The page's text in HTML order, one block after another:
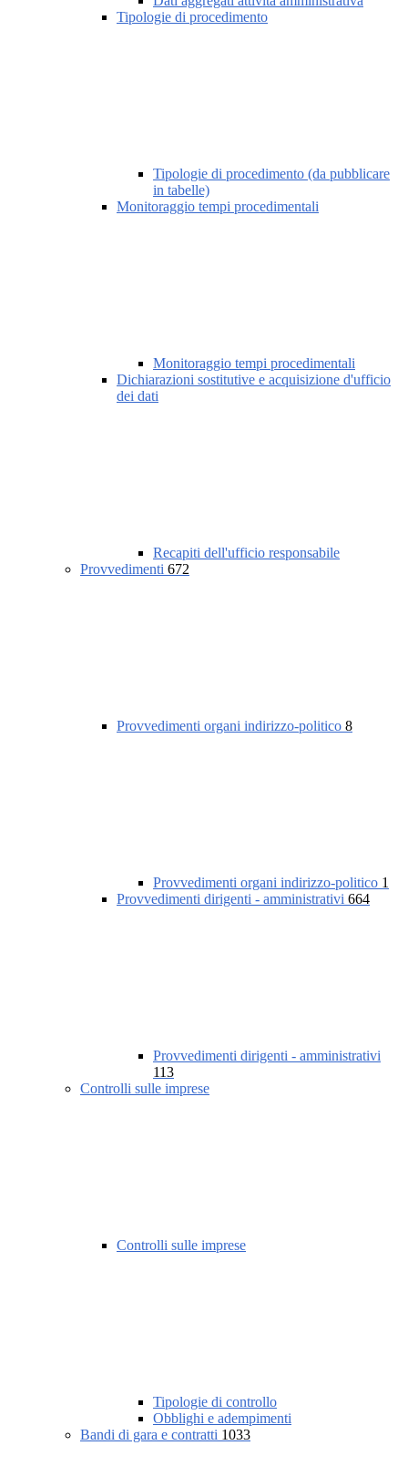
Tipologie di procedimento
Tipologie di procedimento (da pubblicare
in tabelle)
Monitoraggio tempi procedimentali
Monitoraggio tempi procedimentali
Dichiarazioni sostitutive e acquisizione d'ufficio
dei dati
Recapiti dell'ufficio responsabile
Provvedimenti 672
Provvedimenti organi indirizzo-politico 8
Provvedimenti organi indirizzo-politico 1
Provvedimenti dirigenti - amministrativi 664
Provvedimenti dirigenti - amministrativi
113
Controlli sulle imprese
Controlli sulle imprese
Tipologie di controllo
Obblighi e adempimenti
Bandi di gara e contratti 1033